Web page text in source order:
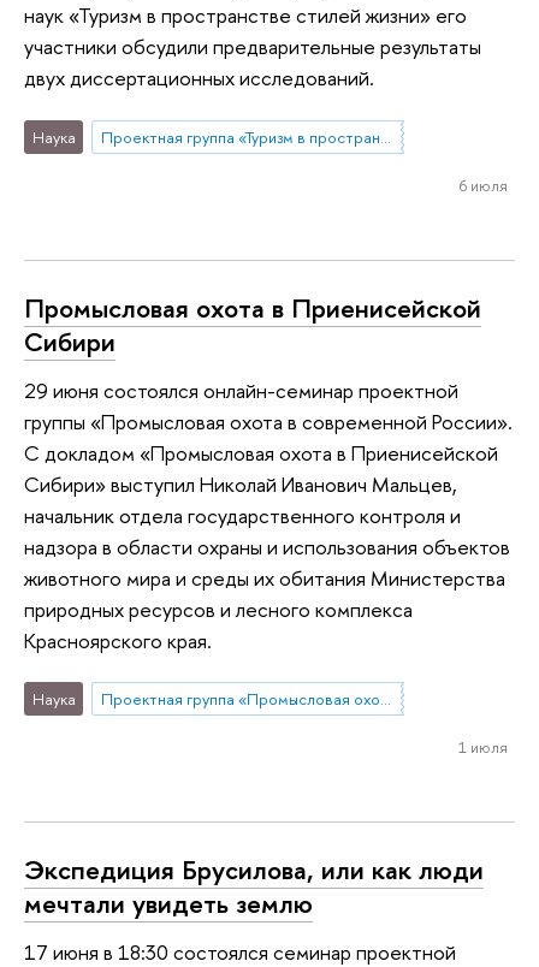
наук «Туризм в пространстве стилей жизни» его
участники обсудили предварительные результаты
двух диссертационных исследований.
Наука Проектная группа «Туризм в пространстве стилей жизни»
6 июля
Промысловая охота в Приенисейской
Сибири
29 июня состоялся онлайн-семинар проектной
группы «Промысловая охота в современной России».
С докладом «Промысловая охота в Приенисейской
Сибири» выступил Николай Иванович Мальцев,
начальник отдела государственного контроля и
надзора в области охраны и использования объектов
животного мира и среды их обитания Министерства
природных ресурсов и лесного комплекса
Красноярского края.
Наука Проектная группа «Промысловая охота в современной России»
1 июля
Экспедиция Брусилова, или как люди
мечтали увидеть землю
17 июня в 18:30 состоялся семинар проектной